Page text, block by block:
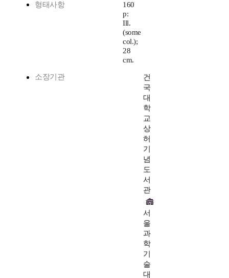
형태사항
160
p:
Ill.
(some
col.);
28
cm.
소장기관
건
국
대
학
교
상
허
기
념
도
서
관
서
울
과
학
기
술
대